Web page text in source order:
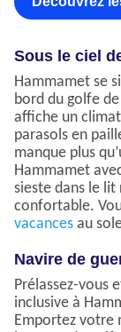
Sous le ciel
Hammamet se
bord du golfe
affiche un
parasols en
manque plus
Hammamet
sieste dans le
confortable.
vacances au
Navire de
Prélassez-vous
inclusive à
Emportez votre